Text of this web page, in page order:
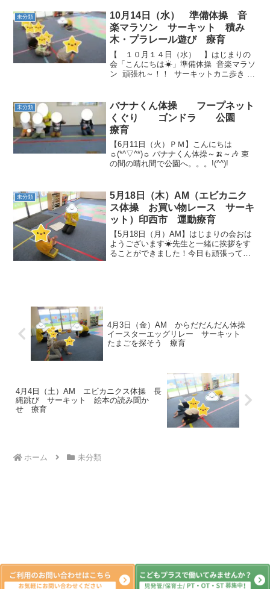
んみたいに頑張ってヽ(^o^)丿 どすこい、
どすこ...
未分類
10月14日（水） 準備体操 音
楽マラソン サーキット 積み
木・プラレール遊び 療育
【 １０月１４日（水） 】はじまりの
会「こんにちは☀」準備体操 音楽マラソ
ン 頑張れ～！！ サーキットカニ歩き
プ 膝をしっかり曲げて高く跳...
未分類
バナナくん体操 フープネット
くぐり ゴンドラ 公園
療育
【6月11日（火）ＰＭ】こんにちは
☼(*^▽^*)☼ バナナくん体操～🍌～🎶 束
の間の晴れ間で公園へ。。。!(^^)!
未分類
5月18日（木）AM（エビカニク
ス体操 お買い物レース サーキ
ット）印西市 運動療育
【5月18日（月）AM】はじまりの会おは
ようございます☀先生と一緒に挨拶をす
ることができました！今日も頑張ってい
4月3日（金）AM からだだんだん体操
イースターエッグリレー サーキット
たまごを探そう 療育
4月4日（土）AM エビカニクス体操 長
縄跳び サーキット 絵本の読み聞か
せ 療育
ホーム 未分類